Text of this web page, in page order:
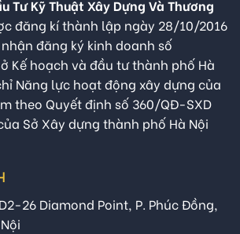
Tư Kỹ Thuật Xây Dựng Và Thương
đăng kí thành lập ngày 28/10/2016
đăng ký kinh doanh số
Kế hoạch và đầu tư thành phố Hà
Năng lực hoạt động xây dựng của
theo Quyết định số 360/QĐ-SXD
Sở Xây dựng thành phố Hà Nội
26 Diamond Point, P. Phúc Đồng,